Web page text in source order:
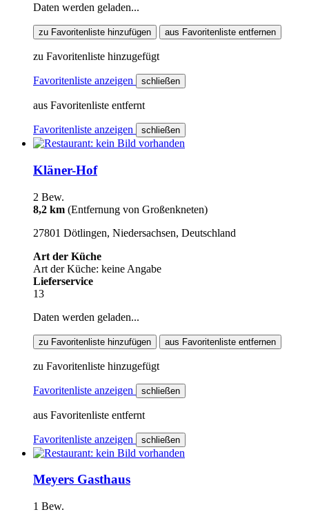
Daten werden geladen...
zu Favoritenliste hinzufügen aus Favoritenliste entfernen
zu Favoritenliste hinzugefügt
Favoritenliste anzeigen schließen
aus Favoritenliste entfernt
Favoritenliste anzeigen schließen
Kläner-Hof
2 Bew.
8,2 km (Entfernung von Großenkneten)
27801 Dötlingen, Niedersachsen, Deutschland
Art der Küche
Art der Küche: keine Angabe
Lieferservice
13
Daten werden geladen...
zu Favoritenliste hinzufügen aus Favoritenliste entfernen
zu Favoritenliste hinzugefügt
Favoritenliste anzeigen schließen
aus Favoritenliste entfernt
Favoritenliste anzeigen schließen
Meyers Gasthaus
1 Bew.